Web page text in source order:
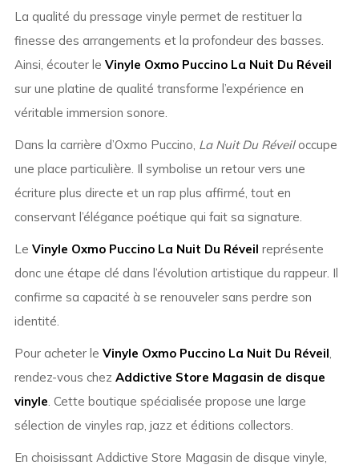
La qualité du pressage vinyle permet de restituer la
finesse des arrangements et la profondeur des basses.
Ainsi, écouter le Vinyle Oxmo Puccino La Nuit Du Réveil
sur une platine de qualité transforme l’expérience en
véritable immersion sonore.
Dans la carrière d’Oxmo Puccino, La Nuit Du Réveiloccupe
une place particulière. Il symbolise un retour vers une
écriture plus directe et un rap plus affirmé, tout en
conservant l’élégance poétique qui fait sa signature.
Le Vinyle Oxmo Puccino La Nuit Du Réveil représente
donc une étape clé dans l’évolution artistique du rappeur. Il
confirme sa capacité à se renouveler sans perdre son
identité.
Pour acheter le Vinyle Oxmo Puccino La Nuit Du Réveil,
rendez-vous chez Addictive Store Magasin de disque
vinyle. Cette boutique spécialisée propose une large
sélection de vinyles rap, jazz et éditions collectors.
En choisissant Addictive Store Magasin de disque vinyle,